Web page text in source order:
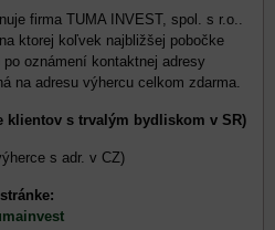
firma TUMA INVEST, spol. s r.o..
ktorej koľvek najbližšej pobočke
oznámení kontaktnej adresy
na adresu výhercu celkom zdarma.
klientov s trvalým bydliskom v SR)
s adr. v CZ)